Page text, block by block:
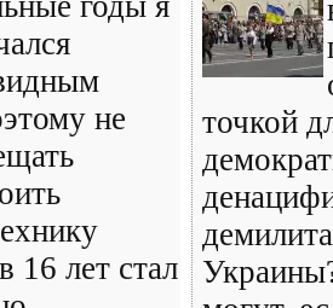
не
16 лет стал
точкой